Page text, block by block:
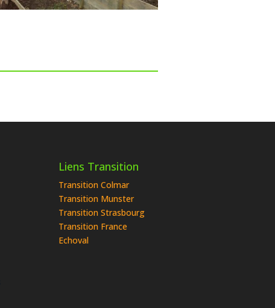
Liens Transition
Transition Colmar
Transition Munster
Transition Strasbourg
Transition France
Echoval